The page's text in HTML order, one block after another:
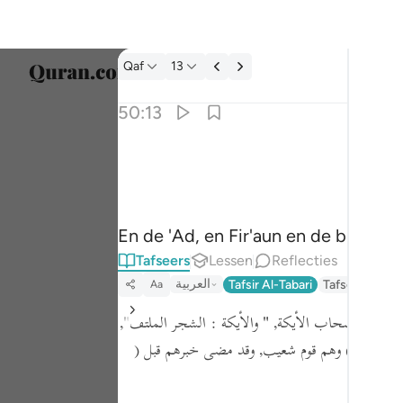
Qaf 13
50:13
En de 'Ad, en Fir'aun en de
Tafseers Lessen Reflecties
Aa العربية Tafsir Al-Tabari Tafseer
إن أصحاب الأيكة, " والأيكة : الشجر الملتفّ",
الأيْكَةِ ) وهم قوم شعيب, وقد مضى خبرهم قبل(